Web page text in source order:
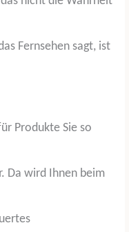
Fernsehen sagt, ist
Produkte Sie so
Da wird Ihnen beim